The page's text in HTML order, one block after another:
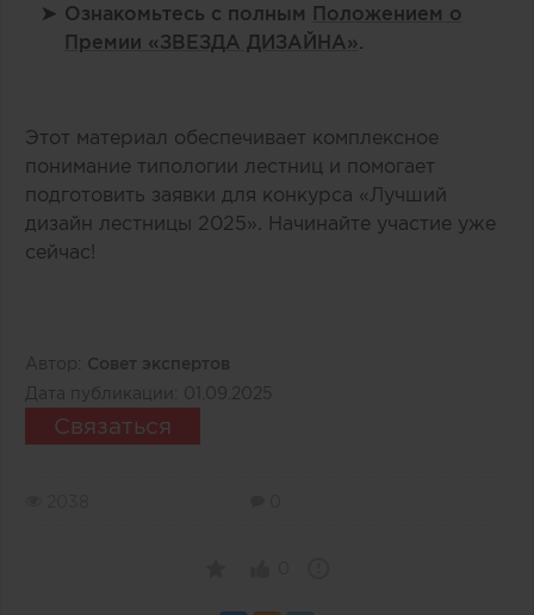
Ознакомьтесь с полным Положением о
Премии «ЗВЕЗДА ДИЗАЙНА».
Этот материал обеспечивает комплексное
понимание типологии лестниц и помогает
подготовить заявки для конкурса «Лучший
дизайн лестницы 2025». Начинайте участие уже
сейчас!
Автор: Совет экспертов
Дата публикации: 01.09.2025
Связаться